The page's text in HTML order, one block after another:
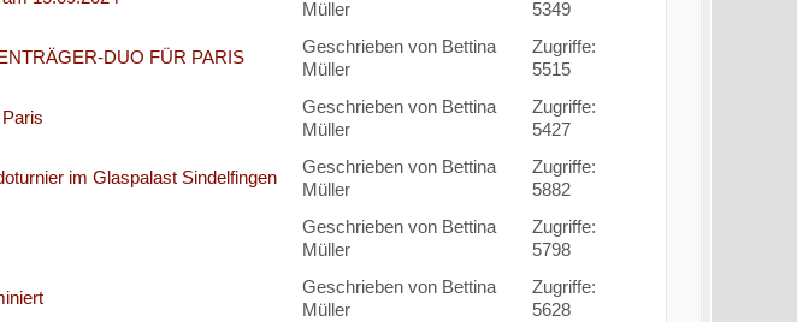
Müller
5349
DUO FÜR PARIS
Geschrieben von Bettina
Müller
Zugriffe:
5515
Geschrieben von Bettina
Müller
Zugriffe:
5427
im Glaspalast Sindelfingen
Geschrieben von Bettina
Müller
Zugriffe:
5882
Geschrieben von Bettina
Müller
Zugriffe:
5798
Geschrieben von Bettina
Müller
Zugriffe:
5628